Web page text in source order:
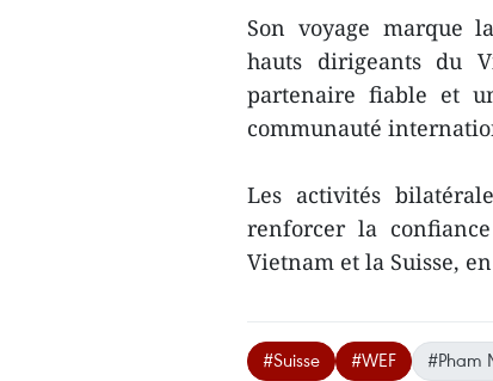
Son voyage marque
hauts dirigeants du
partenaire fiable et
communauté
Les activités
renforcer la
Vietnam et la Suisse,
#Suisse #WEF #Pham